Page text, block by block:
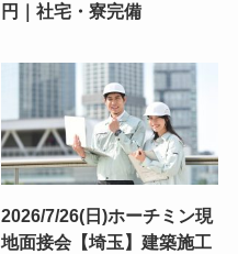
円｜社宅・寮完備
2026/7/26(日)ホーチミン現
地面接会【埼玉】建築施工